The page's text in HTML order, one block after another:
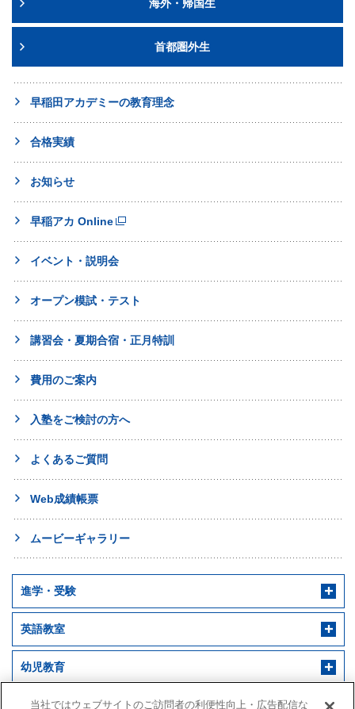
海外・帰国生
首都圏外生
早稲田アカデミーの教育理念
合格実績
お知らせ
早稲アカ Online
イベント・説明会
オープン模試・テスト
講習会・夏期合宿・正月特訓
費用のご案内
入塾をご検討の方へ
よくあるご質問
Web成績帳票
ムービーギャラリー
進学・受験
英語教室
幼児教育
幼児教室サンキッズ
医学部予備校
当社ではウェブサイトのご訪問者の利便性向上・広告配信な